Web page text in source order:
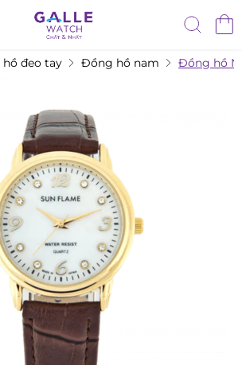
đeo tay Đồng hồ nam Đồng hồ